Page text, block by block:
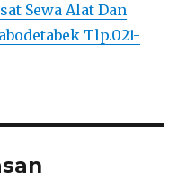
Sewa Alat Dan
Tlp.021-